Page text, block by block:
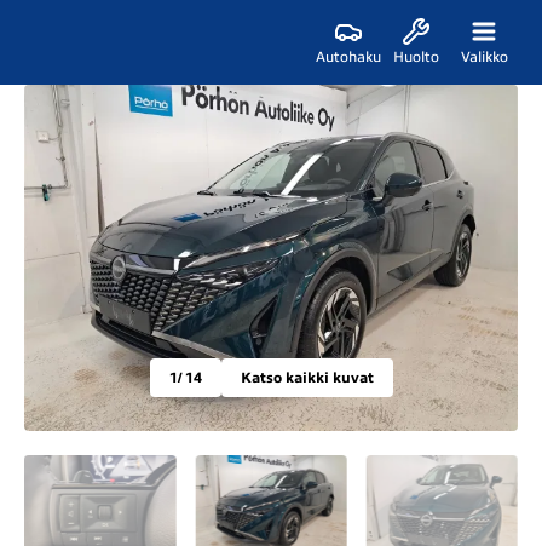
Autohaku Huolto Valikko
1/ 14 Katso kaikki kuvat